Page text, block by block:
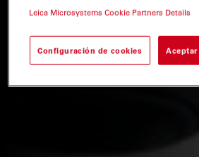
Leica Microsystems Cookie Partners Details
Configuración de cookies